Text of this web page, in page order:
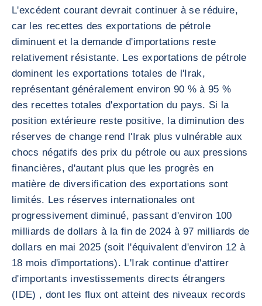
L'excédent courant devrait continuer à se réduire,
car les recettes des exportations de pétrole
diminuent et la demande d'importations reste
relativement résistante. Les exportations de pétrole
dominent les exportations totales de l'Irak,
représentant généralement environ 90 % à 95 %
des recettes totales d'exportation du pays. Si la
position extérieure reste positive, la diminution des
réserves de change rend l'Irak plus vulnérable aux
chocs négatifs des prix du pétrole ou aux pressions
financières, d'autant plus que les progrès en
matière de diversification des exportations sont
limités. Les réserves internationales ont
progressivement diminué, passant d'environ 100
milliards de dollars à la fin de 2024 à 97 milliards de
dollars en mai 2025 (soit l'équivalent d'environ 12 à
18 mois d'importations). L'Irak continue d'attirer
d'importants investissements directs étrangers
(IDE) , dont les flux ont atteint des niveaux records